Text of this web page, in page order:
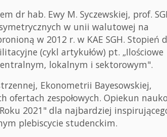
dr hab. Ewy M. Syczewskiej, prof.
w unii walutowej na
w 2012 r. w KAE SGH. Stopień
(cykl artykułów) pt. „Ilościowe
lokalnym i sektorowym".
Ekonometrii Bayesowskiej,
ofertach zespołowych. Opiekun
2021" dla najbardziej
plebiscycie studenckim.